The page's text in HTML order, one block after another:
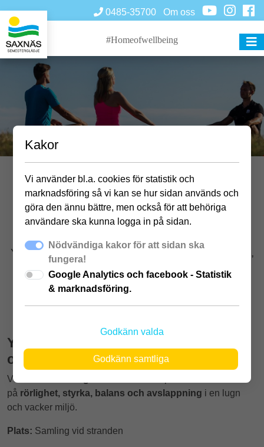
0485-35700 Om oss
#Homeofwellbeing
YOGA på Saxnäs
Yogapass för alla där det tränas rörlighet, styrka,
balans.
-
Yoga vid stranden – för kropp, sinne
och sommarkänsla
Välkommen till
– sköna pass där vi fokuserar
på rörlighet, styrka, balans och avslappning i en lugn
och vacker miljö.
Plats: Samling vid stranden
Kakor
Vi använder bl.a. cookies för statistik och
marknadsföring så vi kan se hur sidan används och
göra den ännu bättre, men också för att behöriga
användare ska kunna logga in på sidan.
Nödvändiga kakor för att sidan ska
fungera!
Google Analytics och facebook - Statistik
& marknadsföring.
Godkänn valda
Godkänn samtliga